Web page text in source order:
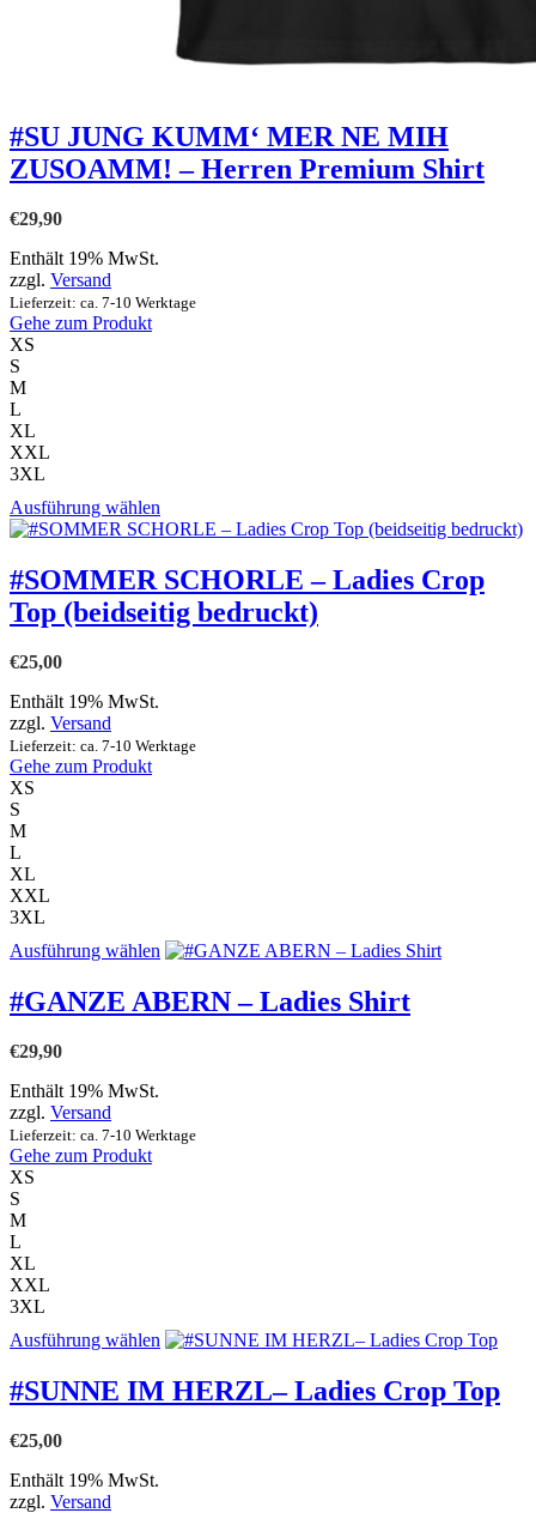
#SU JUNG KUMM‘ MER NE MIH
ZUSOAMM! – Herren Premium Shirt
€29,90
Enthält 19% MwSt.
zzgl. Versand
Lieferzeit: ca. 7-10 Werktage
Gehe zum Produkt
XS
S
M
L
XL
XXL
3XL
Ausführung wählen
Produkt
mehrere
Varianten
auf.
Produktseite
#SOMMER SCHORLE – Ladies Crop
Top (beidseitig bedruckt)
€25,00
Enthält 19% MwSt.
zzgl. Versand
Lieferzeit: ca. 7-10 Werktage
Gehe zum Produkt
XS
S
M
L
XL
XXL
3XL
Ausführung wählen Dieses
weist
mehrere
auf
#GANZE ABERN – Ladies Shirt
€29,90
Enthält 19% MwSt.
zzgl. Versand
Lieferzeit: ca. 7-10 Werktage
Gehe zum Produkt
XS
S
M
L
XL
XXL
3XL
Ausführung wählen Dieses
weist
mehrere
#SUNNE IM HERZL– Ladies Crop Top
€25,00
Enthält 19% MwSt.
zzgl. Versand